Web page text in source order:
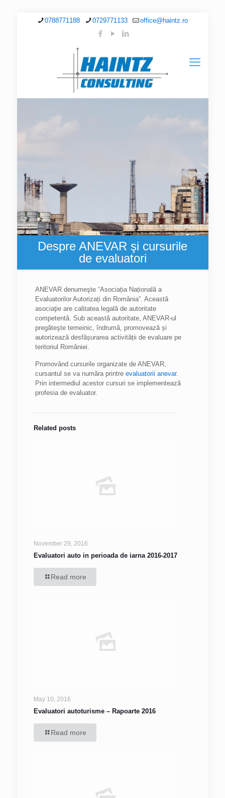
0788771188 0729771133 office@haintz.ro
Despre ANEVAR şi cursurile
de evaluatori
ANEVAR denumeşte “Asociația Națională a
Evaluatorilor Autorizați din România”. Această
asociaţie are calitatea legală de autoritate
competentă. Sub această autoritate, ANEVAR-ul
pregăteşte temeinic, îndrumă, promovează și
autorizează desfășurarea activității de evaluare pe
teritoriul României.
Promovând cursurile organizate de ANEVAR,
cursantul se va număra printre evaluatorii anevar.
Prin intermediul acestor cursuri se implementează
profesia de evaluator.
Related posts
November 29, 2016
Evaluatori auto in perioada de iarna 2016-2017
Read more
May 10, 2016
Evaluatori autoturisme – Rapoarte 2016
Read more